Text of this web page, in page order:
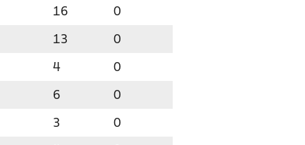
16 0
13 0
4 0
6 0
3 0